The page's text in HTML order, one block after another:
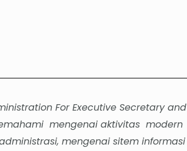
For Executive Secretary and
mengenai aktivitas modern
mengenai sitem informasi